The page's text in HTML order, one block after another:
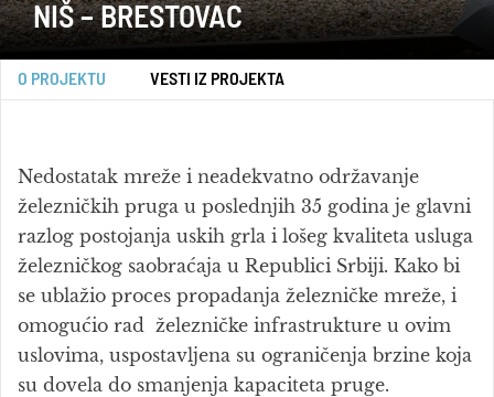
NIŠ – BRESTOVAC
O PROJEKTU VESTI IZ PROJEKTA
Nedostatak mreže i neadekvatno održavanje
železničkih pruga u poslednjih 35 godina je glavni
razlog postojanja uskih grla i lošeg kvaliteta usluga
železničkog saobraćaja u Republici Srbiji. Kako bi
se ublažio proces propadanja železničke mreže, i
omogućio rad železničke infrastrukture u ovim
uslovima, uspostavljena su ograničenja brzine koja
su dovela do smanjenja kapaciteta pruge.